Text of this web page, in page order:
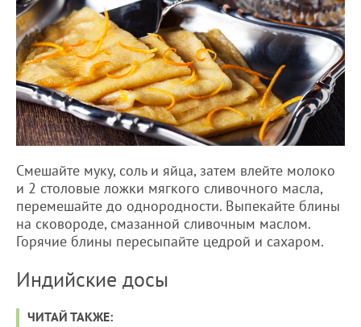
Смешайте муку, соль и яйца, затем влейте молоко
и 2 столовые ложки мягкого сливочного масла,
перемешайте до однородности. Выпекайте блины
на сковороде, смазанной сливочным маслом.
Горячие блины пересыпайте цедрой и сахаром.
Индийские досы
ЧИТАЙ ТАКЖЕ: